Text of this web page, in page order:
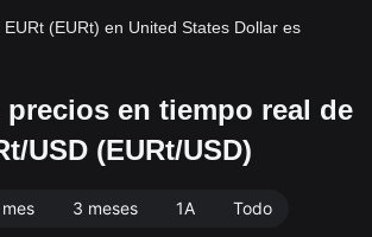
(EURt) en United States Dollar es
precios en tiempo real de
USD (EURt/USD)
mes 3 meses 1A Todo